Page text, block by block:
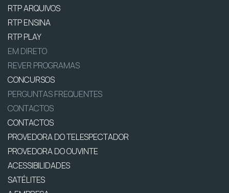
RTP ARQUIVOS
RTP ENSINA
RTP PLAY
EM DIRETO
REVER PROGRAMAS
CONCURSOS
PERGUNTAS FREQUENTES
CONTACTOS
CONTACTOS
PROVEDORA DO TELESPECTADOR
PROVEDORA DO OUVINTE
ACESSIBILIDADES
SATÉLITES